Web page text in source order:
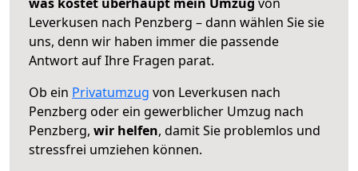
Leverkusen nach Penzberg – dann wählen Sie sie
uns, denn wir haben immer die passende
Antwort auf Ihre Fragen parat.
Ob ein Privatumzug von Leverkusen nach
Penzberg oder ein gewerblicher Umzug nach
Penzberg, wir helfen, damit Sie problemlos und
stressfrei umziehen können.